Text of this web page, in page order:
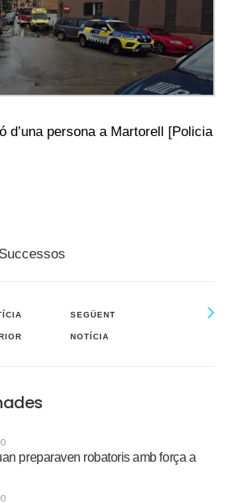
d’una persona a Martorell [Policia
Successos
SEGÜENT
NOTÍCIA
preparaven robatoris amb força a